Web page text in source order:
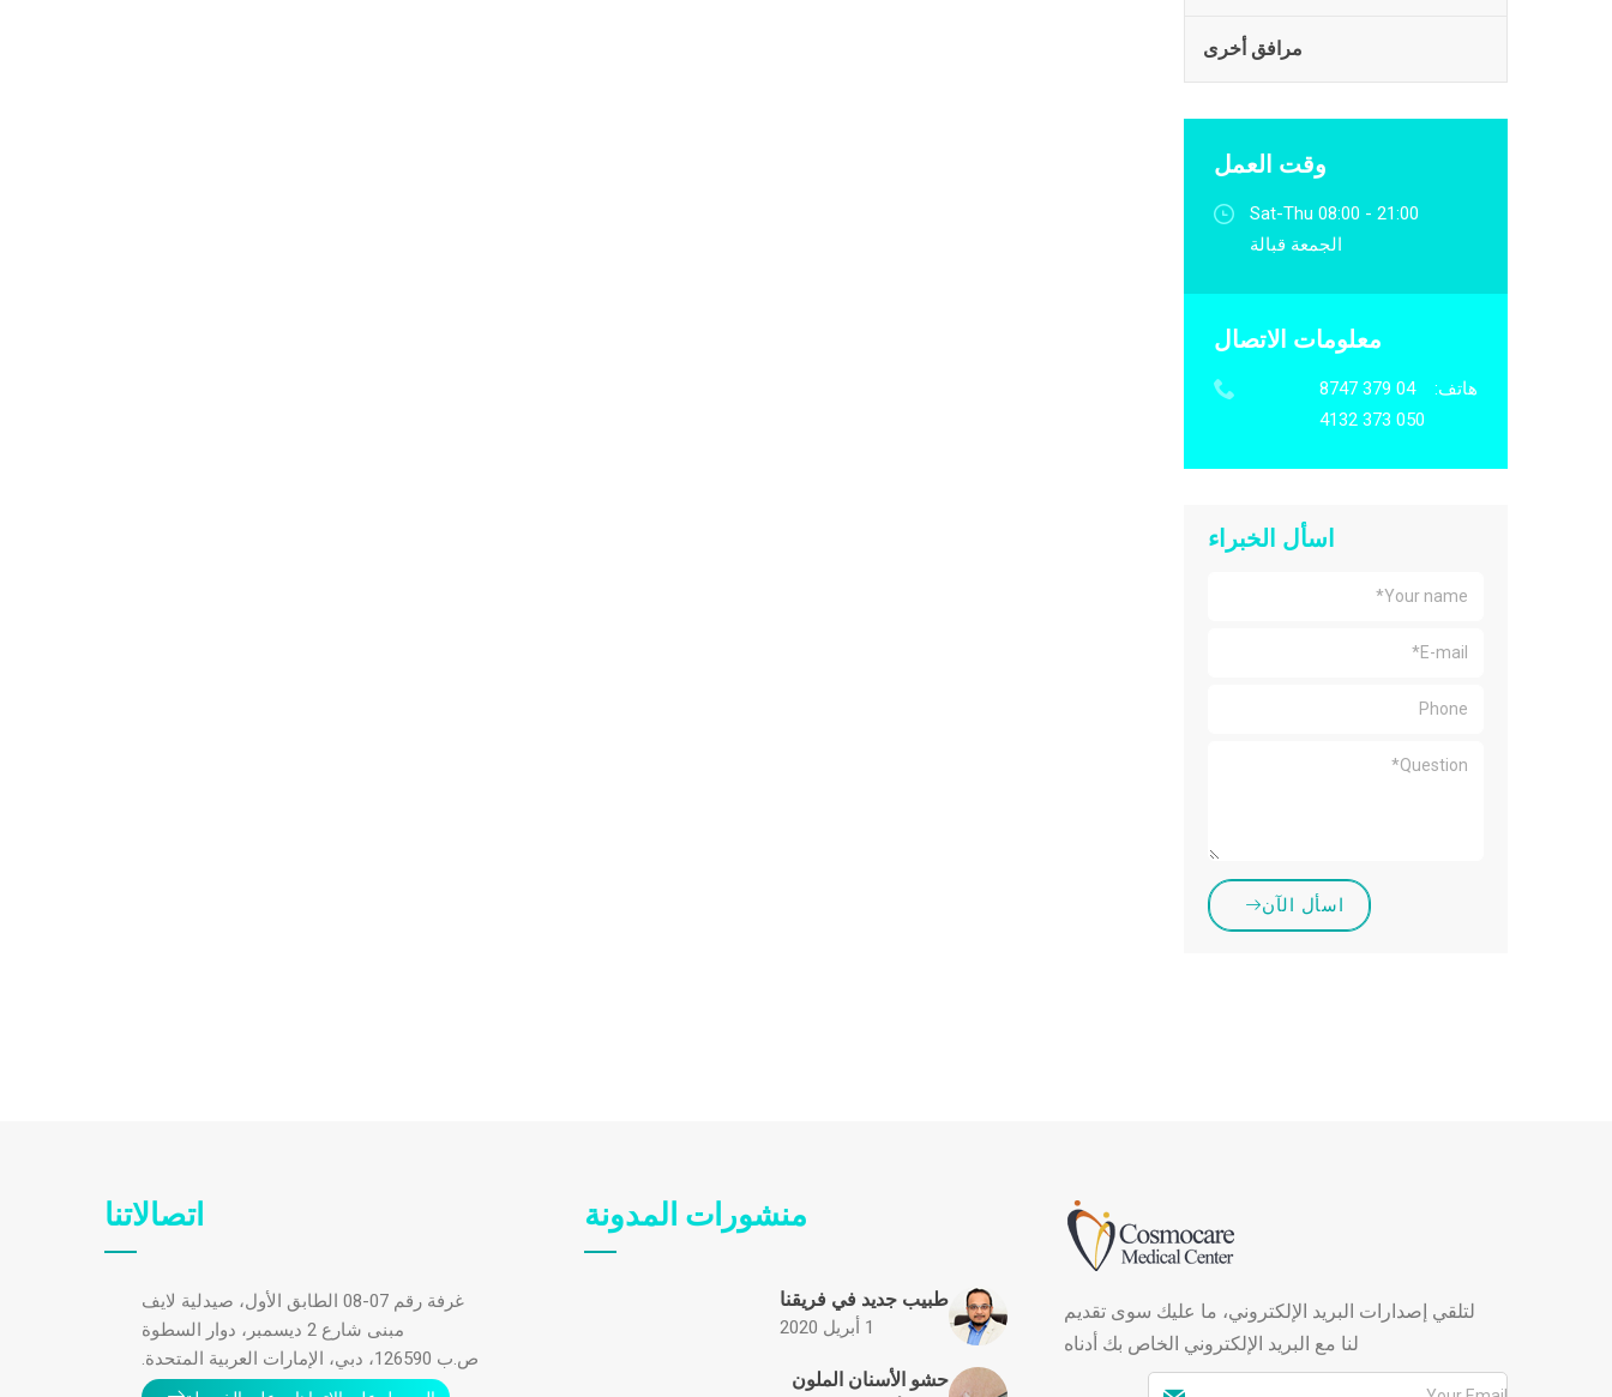
مرافق أخرى
وقت العمل
Sat-Thu 08:00 - 21:00
الجمعة قبالة
معلومات الاتصال
هاتف:
04 379 8747
050 373 4132
اسأل الخبراء
اسأل الآن
لتلقي إصدارات البريد الإلكتروني، ما عليك سوى تقديم
لنا مع البريد الإلكتروني الخاص بك أدناه
منشورات المدونة
طبيب جديد في فريقنا
1 أبريل 2020
حشو الأسنان الملون
اتصالاتنا
غرفة رقم 07-08 الطابق الأول، صيدلية لايف
مبنى شارع 2 ديسمبر، دوار السطوة
ص.ب 126590، دبي، الإمارات العربية المتحدة.